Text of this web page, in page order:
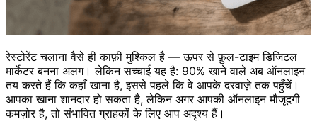
रेस्टोरेंट चलाना वैसे ही काफ़ी मुश्किल है — ऊपर से फ़ुल-टाइम डिजिटल
मार्केटर बनना अलग। लेकिन सच्चाई यह है: 90% खाने वाले अब ऑनलाइन
तय करते हैं कि कहाँ खाना है, इससे पहले कि वे आपके दरवाज़े तक पहुँचें।
आपका खाना शानदार हो सकता है, लेकिन अगर आपकी ऑनलाइन मौजूदगी
कमज़ोर है, तो संभावित ग्राहकों के लिए आप अदृश्य हैं।